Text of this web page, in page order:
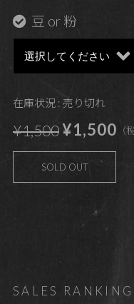
豆 or 粉
在庫状況 : 売り切れ
¥1,500¥1,500 （
SOLD OUT
SALES RANKING